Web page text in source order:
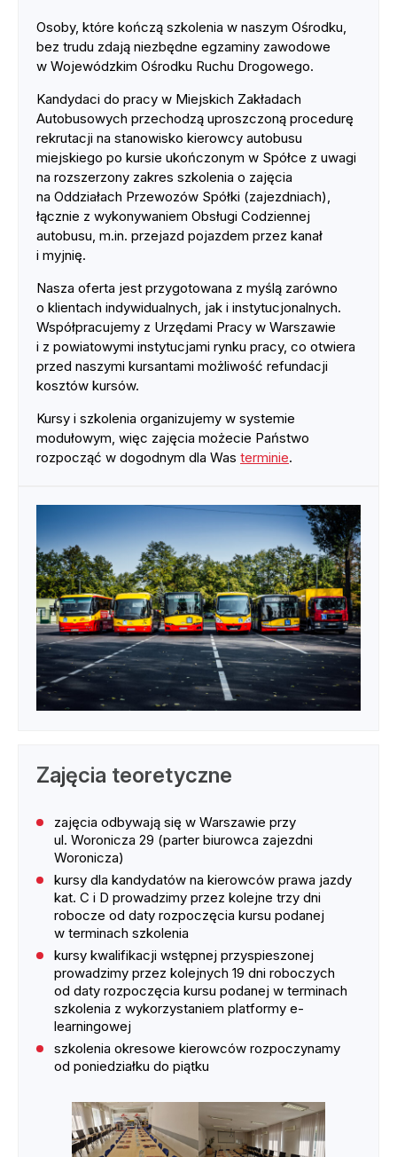
Osoby, które kończą szkolenia w naszym Ośrodku,
bez trudu zdają niezbędne egzaminy zawodowe
w Wojewódzkim Ośrodku Ruchu Drogowego.
Kandydaci do pracy w Miejskich Zakładach
Autobusowych przechodzą uproszczoną procedurę
rekrutacji na stanowisko kierowcy autobusu
miejskiego po kursie ukończonym w Spółce z uwagi
na rozszerzony zakres szkolenia o zajęcia
na Oddziałach Przewozów Spółki (zajezdniach),
łącznie z wykonywaniem Obsługi Codziennej
autobusu, m.in. przejazd pojazdem przez kanał
i myjnię.
Nasza oferta jest przygotowana z myślą zarówno
o klientach indywidualnych, jak i instytucjonalnych.
Współpracujemy z Urzędami Pracy w Warszawie
i z powiatowymi instytucjami rynku pracy, co otwiera
przed naszymi kursantami możliwość refundacji
kosztów kursów.
Kursy i szkolenia organizujemy w systemie
modułowym, więc zajęcia możecie Państwo
rozpocząć w dogodnym dla Was terminie.
Zajęcia teoretyczne
zajęcia odbywają się w Warszawie przy
ul. Woronicza 29 (parter biurowca zajezdni
Woronicza)
kursy dla kandydatów na kierowców prawa jazdy
kat. C i D prowadzimy przez kolejne trzy dni
robocze od daty rozpoczęcia kursu podanej
w terminach szkolenia
kursy kwalifikacji wstępnej przyspieszonej
prowadzimy przez kolejnych 19 dni roboczych
od daty rozpoczęcia kursu podanej w terminach
szkolenia z wykorzystaniem platformy e-
learningowej
szkolenia okresowe kierowców rozpoczynamy
od poniedziałku do piątku